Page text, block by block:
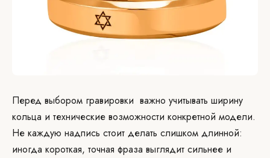
Перед выбором гравировки важно учитывать ширину
кольца и технические возможности конкретной модели.
Не каждую надпись стоит делать слишком длинной:
иногда короткая, точная фраза выглядит сильнее и